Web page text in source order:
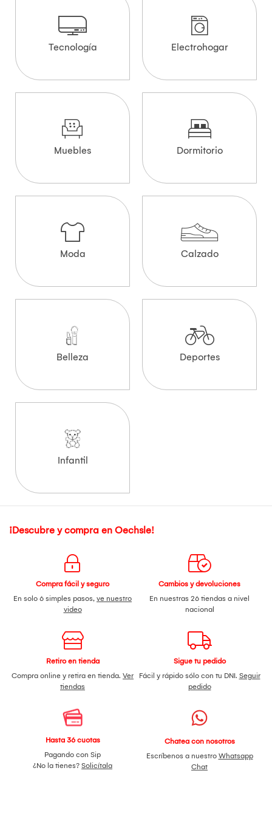
Tecnología Electrohogar
Muebles Dormitorio
Moda Calzado
Belleza Deportes
Infantil
¡Descubre y compra en Oechsle!
Compra fácil y seguro
En solo 6 simples pasos, ve nuestro
video
Cambios y devoluciones
En nuestras 26 tiendas a nivel
nacional
Retiro en tienda
Compra online y retira en tienda. Ver
tiendas
Sigue tu pedido
Fácil y rápido sólo con tu DNI. Seguir
pedido
Hasta 36 cuotas
Pagando con Sip
¿No la tienes? Solicítala
Chatea con nosotros
Escríbenos a nuestro Whatsapp
Chat